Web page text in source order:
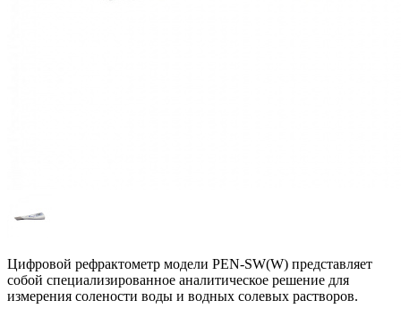
Цифровой рефрактометр модели PEN-SW(W) представляет
собой специализированное аналитическое решение для
измерения солености воды и водных солевых растворов.